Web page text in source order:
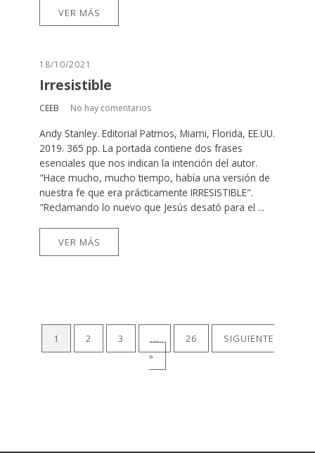
VER MÁS
18/10/2021
Irresistible
CEEB No hay comentarios
Andy Stanley. Editorial Patmos, Miami, Florida, EE.UU.
2019. 365 pp. La portada contiene dos frases
esenciales que nos indican la intención del autor.
"Hace mucho, mucho tiempo, había una versión de
nuestra fe que era prácticamente IRRESISTIBLE".
"Reclamando lo nuevo que Jesús desató para el ...
VER MÁS
1 2 3 … 26
SIGUIENTE
»